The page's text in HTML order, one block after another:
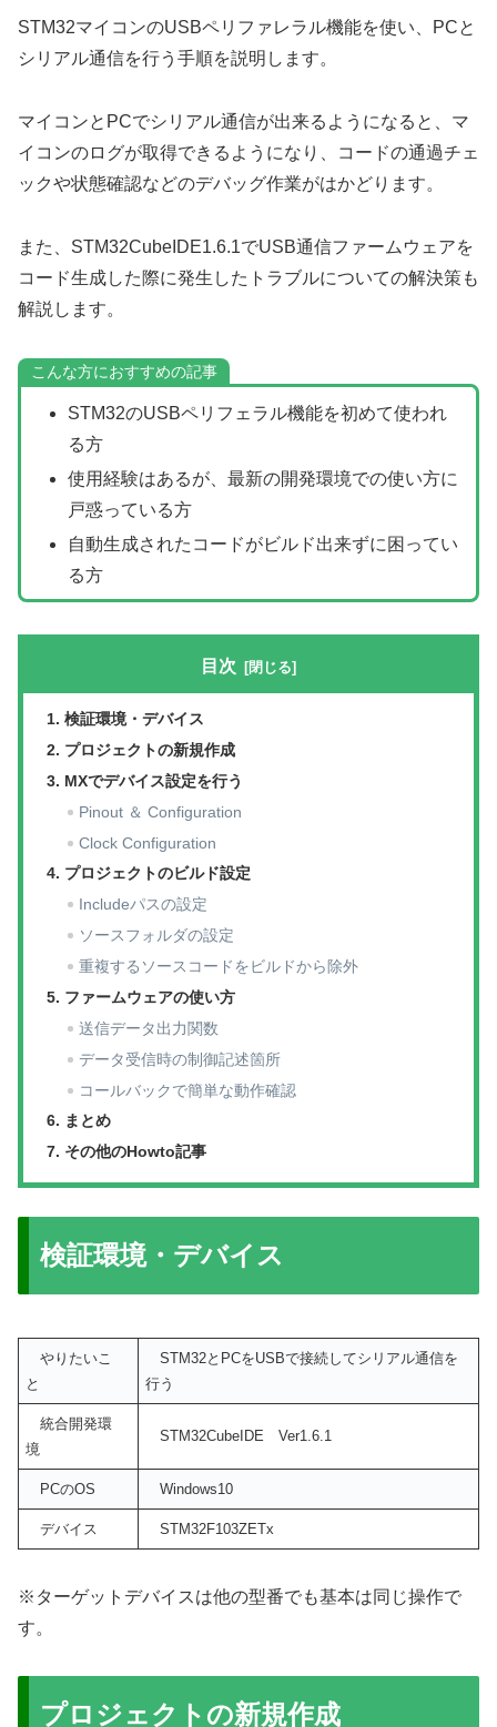
STM32マイコンのUSBペリファレラル機能を使い、PCと
シリアル通信を行う手順を説明します。
マイコンとPCでシリアル通信が出来るようになると、マ
イコンのログが取得できるようになり、コードの通過チェ
ックや状態確認などのデバッグ作業がはかどります。
また、STM32CubeIDE1.6.1でUSB通信ファームウェアを
コード生成した際に発生したトラブルについての解決策も
解説します。
こんな方におすすめの記事
STM32のUSBペリフェラル機能を初めて使われ
る方
使用経験はあるが、最新の開発環境での使い方に
戸惑っている方
自動生成されたコードがビルド出来ずに困ってい
る方
目次
検証環境・デバイス
プロジェクトの新規作成
MXでデバイス設定を行う
Pinout ＆ Configuration
Clock Configuration
プロジェクトのビルド設定
Includeパスの設定
ソースフォルダの設定
重複するソースコードをビルドから除外
ファームウェアの使い方
送信データ出力関数
データ受信時の制御記述箇所
コールバックで簡単な動作確認
まとめ
その他のHowto記事
検証環境・デバイス
やりたいこ
と
STM32とPCをUSBで接続してシリアル通信を
行う
統合開発環
境
STM32CubeIDE Ver1.6.1
PCのOS Windows10
デバイス STM32F103ZETx
※ターゲットデバイスは他の型番でも基本は同じ操作で
す。
プロジェクトの新規作成